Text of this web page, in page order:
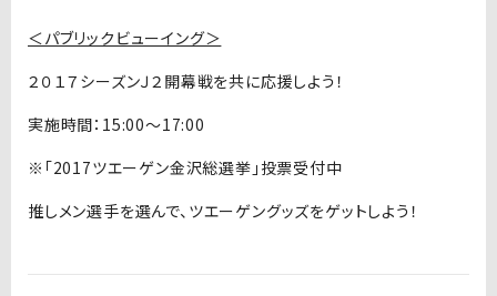
＜パブリックビューイング＞
２０１７シーズンＪ２開幕戦を共に応援しよう！
実施時間：15:00〜17:00
※「2017ツエーゲン金沢総選挙」投票受付中
推しメン選手を選んで、ツエーゲングッズをゲットしよう！